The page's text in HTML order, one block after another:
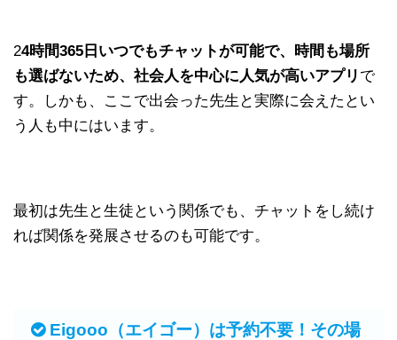
24時間365日いつでもチャットが可能で、時間も場所
も選ばないため、社会人を中心に人気が高いアプリ で
す。しかも、ここで出会った先生と実際に会えたとい
う人も中にはいます。
最初は先生と生徒という関係でも、チャットをし続け
れば関係を発展させるのも可能です。
Eigooo（エイゴー）は予約不要！その場